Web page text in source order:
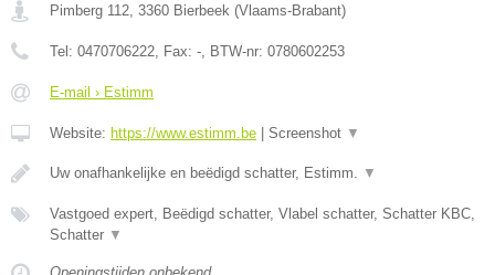
Pimberg 112, 3360 Bierbeek (Vlaams-Brabant)
Tel: 0470706222, Fax: -, BTW-nr: 0780602253
E-mail › Estimm
Website: https://www.estimm.be Screenshot ▼
Uw onafhankelijke en beëdigd schatter, Estimm. ▼
Vastgoed expert, Beëdigd schatter, Vlabel schatter, Schatter KBC,
Schatter ▼